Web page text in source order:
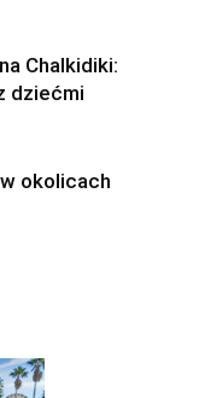
Chalkidiki:
dziećmi
okolicach